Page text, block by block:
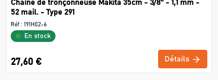
Chaîne de tronçonneuse Makita 35cm - 3/8'' - 1,1 mm -
52 mail. - Type 291
Réf : 191H02-6
En stock
27,60 € Détails